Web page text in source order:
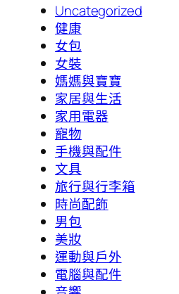
Uncategorized
健康
女包
女裝
媽媽與寶寶
家居與生活
家用電器
寵物
手機與配件
文具
旅行與行李箱
時尚配飾
男包
美妝
運動與戶外
電腦與配件